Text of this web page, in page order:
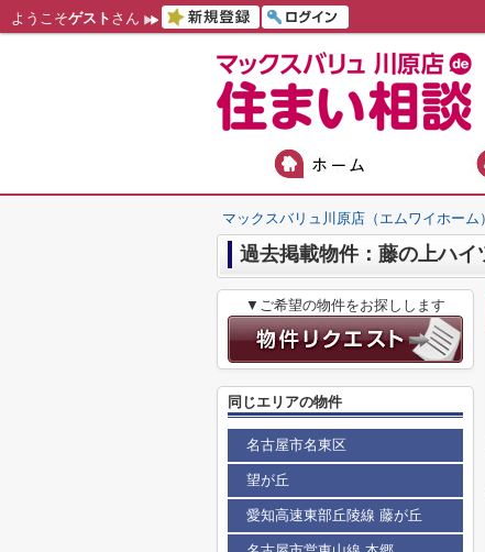
ようこそゲスト さん
マックスバリュ川原店（エムワイホーム）
過去掲載物件：藤の上ハイ
▼ご希望の物件をお探しします
同じエリアの物件
名古屋市名東区
望が丘
愛知高速東部丘陵線 藤が丘